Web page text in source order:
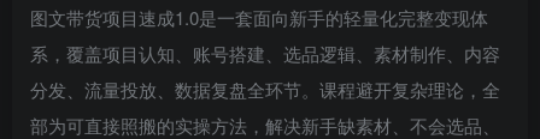
图文带货项目速成1.0是一套面向新手的轻量化完整变现体
系，覆盖项目认知、账号搭建、选品逻辑、素材制作、内容
分发、流量投放、数据复盘全环节。课程避开复杂理论，全
部为可直接照搬的实操方法，解决新手缺素材、不会选品、